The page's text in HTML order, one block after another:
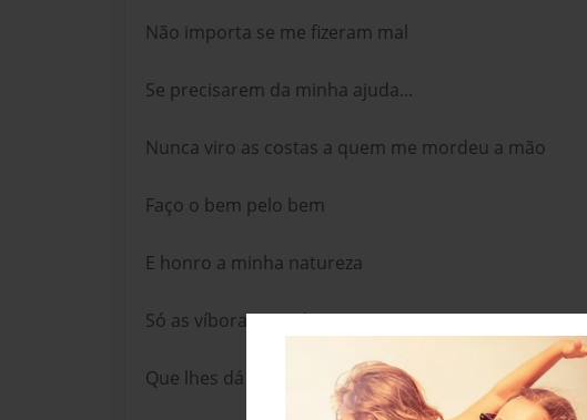
Não importa se me fizeram mal
Se precisarem da minha ajuda...
Nunca viro as costas a quem me mordeu a mão
Faço o bem pelo bem
E honro a minha natureza
Só as víboras mordem a mão
Que lhes dá de comer